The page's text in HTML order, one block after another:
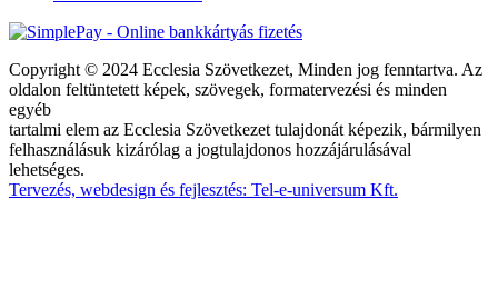
Copyright © 2024 Ecclesia Szövetkezet, Minden jog fenntartva. Az
oldalon feltüntetett képek, szövegek, formatervezési és minden
egyéb
tartalmi elem az Ecclesia Szövetkezet tulajdonát képezik, bármilyen
felhasználásuk kizárólag a jogtulajdonos hozzájárulásával
lehetséges.
Tervezés, webdesign és fejlesztés: Tel-e-universum Kft.